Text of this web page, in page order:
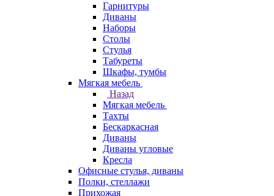
Гарнитуры
Диваны
Наборы
Столы
Стулья
Табуреты
Шкафы, тумбы
Мягкая мебель
Назад
Мягкая мебель
Тахты
Бескаркасная
Диваны
Диваны угловые
Кресла
Офисные стулья, диваны
Полки, стеллажи
Прихожая